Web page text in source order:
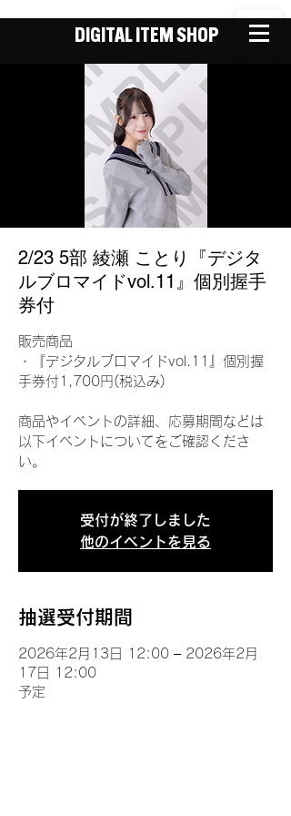
DIGITAL ITEM SHOP
2/23 5部 綾瀬 ことり『デジタ
ルブロマイドvol.11』個別握手
券付
販売商品
・『デジタルブロマイドvol.11』個別握
手券付1,700円(税込み)
商品やイベントの詳細、応募期間などは
以下イベントについてをご確認くださ
い。
受付が終了しました
他のイベントを見る
抽選受付期間
2026年2月13日 12:00 – 2026年2月
17日 12:00
予定